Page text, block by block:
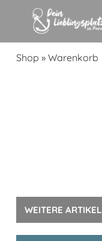
Shop » Warenkorb
WEITERE ARTIKEL